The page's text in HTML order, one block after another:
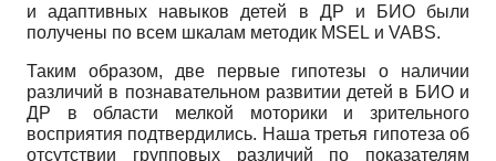
и адаптивных навыков детей в ДР и БИО были
получены по всем шкалам методик MSEL и VABS.
Таким образом, две первые гипотезы о наличии
различий в познавательном развитии детей в БИО и
ДР в области мелкой моторики и зрительного
восприятия подтвердились. Наша третья гипотеза об
отсутствии групповых различий по показателям